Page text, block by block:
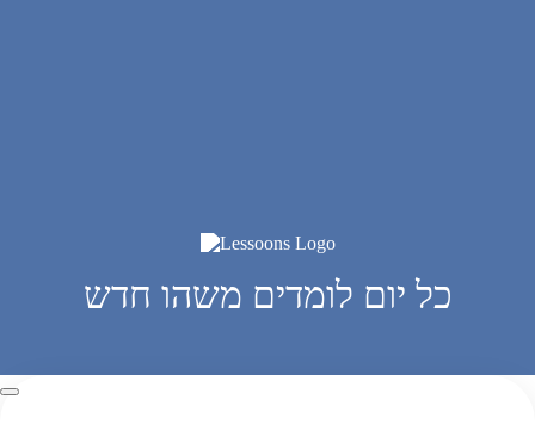
כל יום לומדים משהו חדש